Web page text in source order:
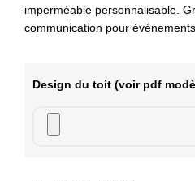
imperméable personnalisable.
communication pour
Design du toit (voir pdf